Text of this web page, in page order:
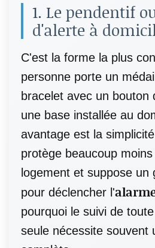
1. Le pendentif
d'alerte à
C'est la forme la plus
personne porte un
bracelet avec un bouton
une base installée au
avantage est la
protège beaucoup
logement et suppose un
pour déclencher l'
pourquoi le suivi de
seule nécessite souvent